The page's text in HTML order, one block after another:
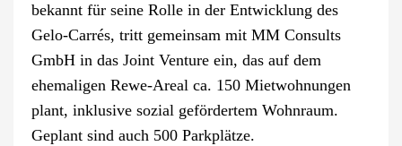
bekannt für seine Rolle in der Entwicklung des
Gelo-Carrés, tritt gemeinsam mit MM Consults
GmbH in das Joint Venture ein, das auf dem
ehemaligen Rewe-Areal ca. 150 Mietwohnungen
plant, inklusive sozial gefördertem Wohnraum.
Geplant sind auch 500 Parkplätze.